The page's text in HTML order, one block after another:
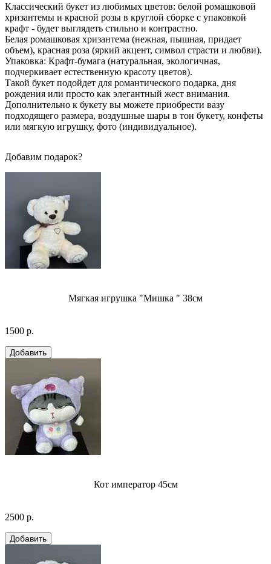
Классический букет из любимых цветов: белой ромашковой
хризантемы и красной розы в круглой сборке с упаковкой
крафт - будет выглядеть стильно и контрастно.
Белая ромашковая хризантема (нежная, пышная, придает
объем), красная роза (яркий акцент, символ страсти и любви).
Упаковка: Крафт-бумага (натуральная, экологичная,
подчеркивает естественную красоту цветов).
Такой букет подойдет для романтического подарка, дня
рождения или просто как элегантный жест внимания.
Дополнительно к букету вы можете приобрести вазу
подходящего размера, воздушные шары в тон букету, конфеты
или мягкую игрушку, фото (индивидуальное).
Добавим подарок?
Мягкая игрушка "Мишка " 38см
1500 р.
Кот император 45см
2500 р.